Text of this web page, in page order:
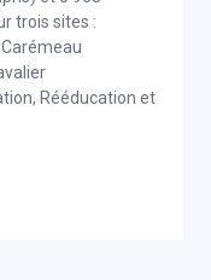
trois sites :
Rééducation et